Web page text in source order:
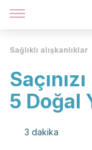
Sağlıklı alışkanlıklar
5 Doğal
3 dakika